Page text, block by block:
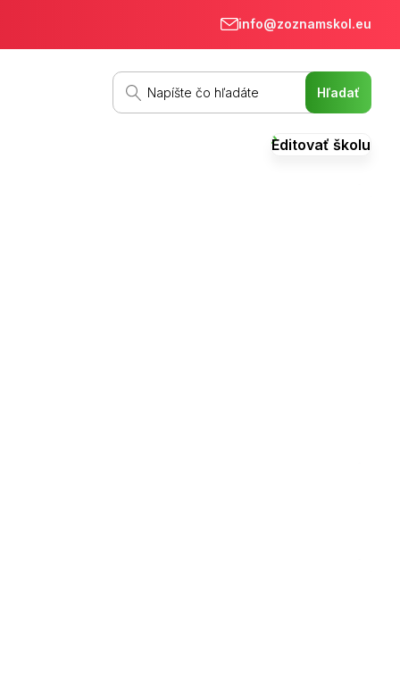
info@zoznamskol.eu
Editovať školu